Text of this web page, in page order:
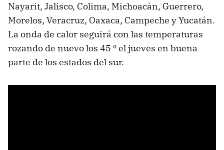
Nayarit, Jalisco, Colima, Michoacán, Guerrero,
Morelos, Veracruz, Oaxaca, Campeche y Yucatán.
La onda de calor seguirá con las temperaturas
rozando de nuevo los 45 º el jueves en buena
parte de los estados del sur.